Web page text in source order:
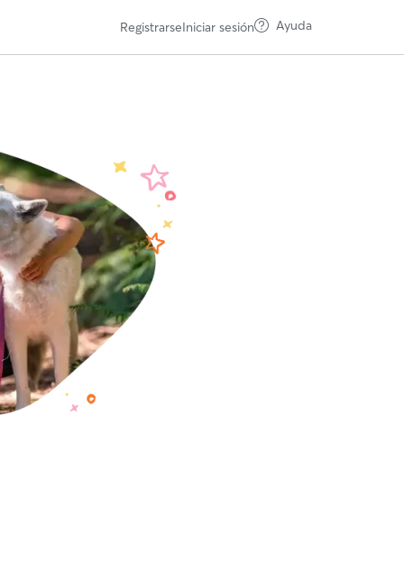
RegistrarseIniciar sesión Ayuda